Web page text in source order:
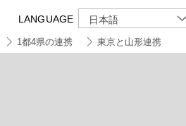
LANGUAGE 日本語
1都4県の連携 東京と山形連携